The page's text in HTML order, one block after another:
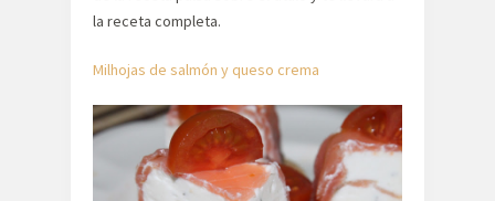
la receta completa.
Milhojas de salmón y queso crema